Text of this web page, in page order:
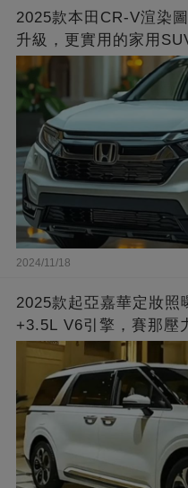
2025款本田CR-V渲染
升級，更實用的家用
2024/11/18
2025款起亞嘉華定妝照
+3.5L V6引擎，賽那壓